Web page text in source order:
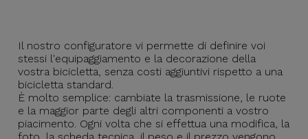
Il nostro configuratore vi permette di definire voi
stessi l'equipaggiamento e la decorazione della
vostra bicicletta, senza costi aggiuntivi rispetto a una
bicicletta standard.
È molto semplice: cambiate la trasmissione, le ruote
e la maggior parte degli altri componenti a vostro
piacimento. Ogni volta che si effettua una modifica, la
foto, la scheda tecnica, il peso e il prezzo vengono